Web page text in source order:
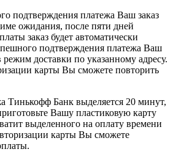
подтверждения платежа Ваш заказ
ожидания, после пяти дней
заказ будет автоматически
подтверждения платежа Ваш
режим доставки по указанному адресу.
карты Вы сможете повторить
Тинькофф Банк выделяется 20 минут,
Вашу пластиковую карту
выделенного на оплату времени
карты Вы сможете